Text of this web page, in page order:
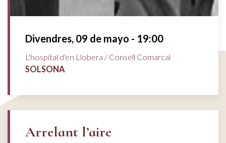
Divendres, 09 de mayo - 19:00
L'hospital d'en Llobera / Consell Comarcal
SOLSONA
Arrelant l’aire